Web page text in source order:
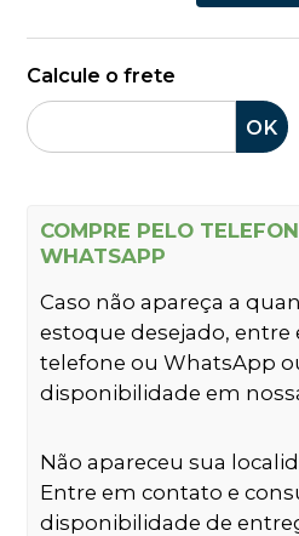
Calcule o frete
OK
COMPRE PELO
WHATSAPP
Caso não apareça a
estoque desejado,
telefone ou WhatsApp
disponibilidade em
Não apareceu sua
Entre em contato e
disponibilidade de